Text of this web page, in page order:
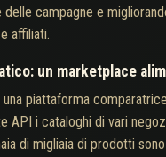
delle campagne e
affiliati.
un marketplace
una piattaforma
API i cataloghi di vari
di migliaia di prodotti